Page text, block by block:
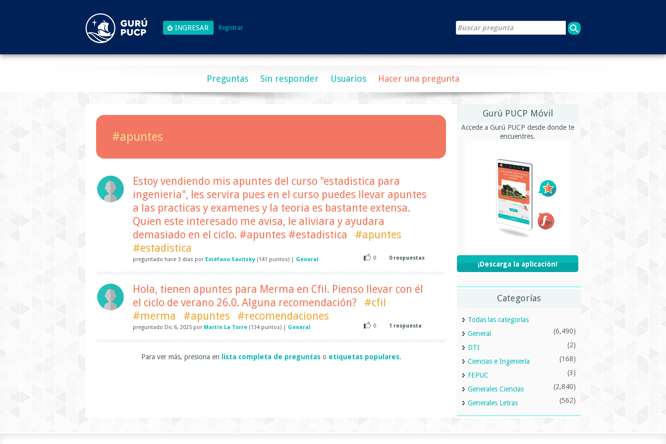
Registrar
Preguntas Sin responder Usuarios Hacer una pregunta
#apuntes
Estoy vendiendo mis apuntes del curso "estadistica para
ingenieria", les servira pues en el curso puedes llevar apuntes
a las practicas y examenes y la teoria es bastante extensa.
Quien este interesado me avisa, le aliviara y ayudara
demasiado en el ciclo. #apuntes #estadistica
#apuntes
#estadistica
preguntado hace 3 días por Estéfano Savitzky (141 puntos) General 0 0respuestas
Hola, tienen apuntes para Merma en Cfil. Pienso llevar con él
el ciclo de verano 26.0. Alguna recomendación?
#cfil
#merma
#apuntes #recomendaciones
preguntado Dic 6, 2025 por Martín La Torre (134 puntos) General 0 1 respuesta
Para ver más, presiona en lista completa de preguntaso etiquetas populares.
Gurú PUCP Móvil
Accede a Gurú PUCP desde donde te
encuentres.
¡Descarga la aplicación!
Categorías
Todas las categorías
General
(6,490)
DTI (2)
Ciencias e Ingeniería (168)
FEPUC (3)
Generales Ciencias (2,840)
Generales Letras (562)